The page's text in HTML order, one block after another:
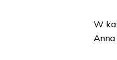
W